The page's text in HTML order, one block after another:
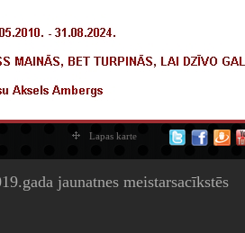
Lapas karte
jaunatnes meistarsacīkstēs